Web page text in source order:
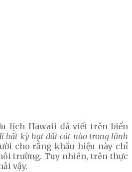
lịch Hawaii đã viết trên biển
bất kỳ hạt đất cát nào trong lãnh
cho rằng khẩu hiệu này chỉ
trường. Tuy nhiên, trên thực
vậy.